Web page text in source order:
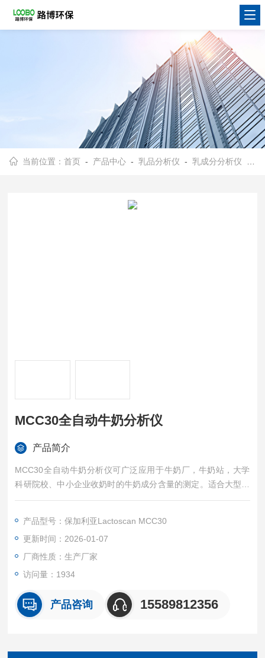
当前位置：首页 - 产品中心 -乳品分析仪 -乳成分分析仪
MCC30全自动牛奶分析仪
产品简介
MCC30全自动牛奶分析仪可广泛应用于牛奶厂，牛奶站，大学
科研院校、中小企业收奶时的牛奶成分含量的测定。适合大型乳
产品企业实验室、认证实验室、国准实验室及科研机构。适用于
以准确的知道鲜奶的质量以及鲜奶中个营养成分的含量，判断鲜
奶的质量。
产品型号：保加利亚Lactoscan MCC30
更新时间：2026-01-07
厂商性质：生产厂家
访问量：1934
产品咨询 15589812356